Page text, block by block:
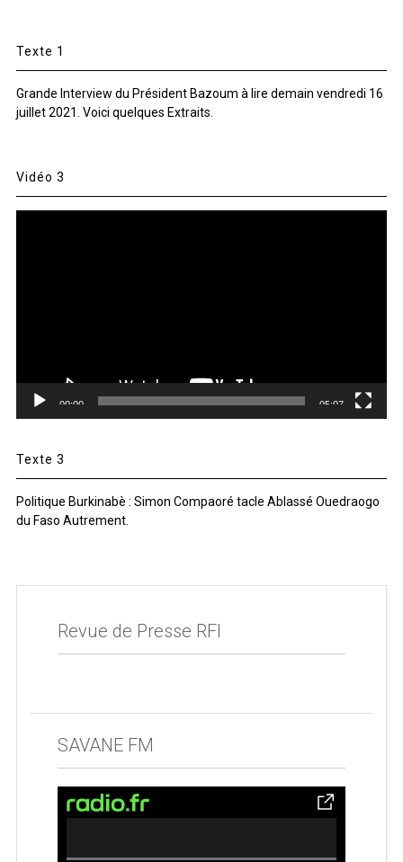
Texte 1
Grande Interview du Président Bazoum à lire demain vendredi 16
juillet 2021. Voici quelques Extraits.
Vidéo 3
00:00 05:07
Texte 3
Politique Burkinabè : Simon Compaoré tacle Ablassé Ouedraogo
du Faso Autrement.
Revue de Presse RFI
SAVANE FM